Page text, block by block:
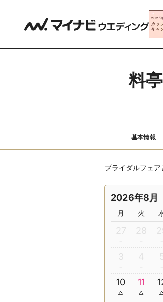
料
基本情報
ブライダルフェア
2026年8月
月 火
27 28
3 4
10 11